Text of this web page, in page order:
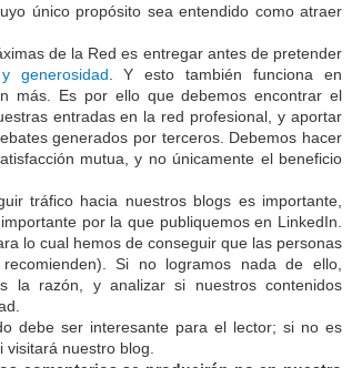
único propósito sea entendido como atraer
de la Red es entregar antes de pretender
generosidad . Y esto también funciona en
más. Es por ello que debemos encontrar el
entradas en la red profesional, y aportar
generados por terceros. Debemos hacer
mutua, y no únicamente el beneficio
tráfico hacia nuestros blogs es importante,
por la que publiquemos en LinkedIn.
lo cual hemos de conseguir que las personas
Si no logramos nada de ello,
la razón, y analizar si nuestros contenidos
debe ser interesante para el lector; si no es
nuestro blog.